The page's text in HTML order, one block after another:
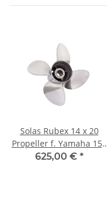
Solas Rubex 14 x 20
Propeller f. Yamaha 150
175 200 250 300 PS 4
625,00 € *